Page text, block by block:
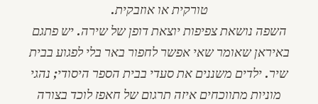
טורקית או אוזבקית.
השפה נושאת צפיפות יוצאת דופן של שירה. יש פתגם
באיראן שאומר שאי אפשר לחפור באר בלי לפגוע בבית
שיר. ילדים משננים את סעדי בבית הספר היסודי; נהגי
מוניות מתווכחים איזה תרגום של חאפז לוכד בצורה